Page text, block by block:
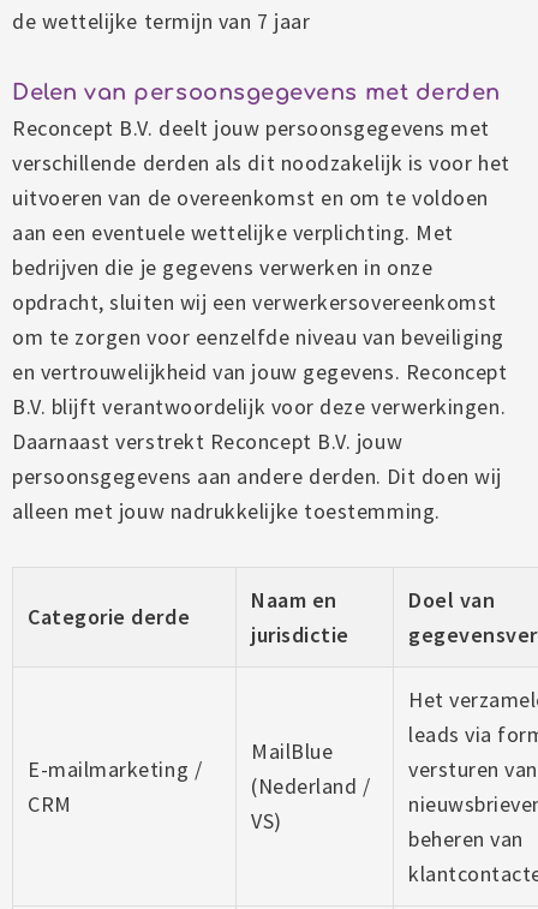
de wettelijke termijn van 7 jaar
Delen van persoonsgegevens met derden
Reconcept B.V. deelt jouw persoonsgegevens met
verschillende derden als dit noodzakelijk is voor het
uitvoeren van de overeenkomst en om te voldoen
aan een eventuele wettelijke verplichting. Met
bedrijven die je gegevens verwerken in onze
opdracht, sluiten wij een verwerkersovereenkomst
om te zorgen voor eenzelfde niveau van beveiliging
en vertrouwelijkheid van jouw gegevens. Reconcept
B.V. blijft verantwoordelijk voor deze verwerkingen.
Daarnaast verstrekt Reconcept B.V. jouw
persoonsgegevens aan andere derden. Dit doen wij
alleen met jouw nadrukkelijke toestemming.
Categorie derde
Naam en
jurisdictie
Doel van
E-mailmarketing /
CRM
MailBlue
(Nederland /
VS)
Het
leads via
versturen van
beheren van